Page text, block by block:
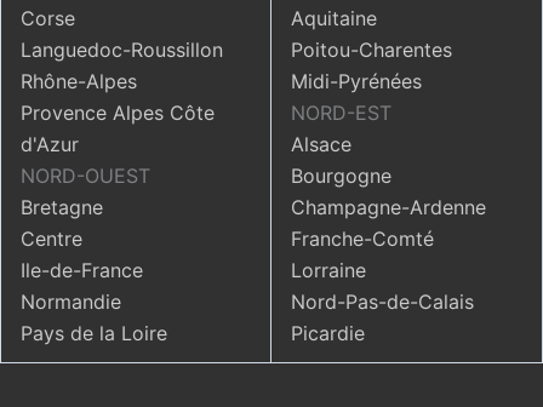
Corse
Languedoc-Roussillon
Rhône-Alpes
Provence Alpes Côte
d'Azur
NORD-OUEST
Bretagne
Centre
Ile-de-France
Normandie
Pays de la Loire
Aquitaine
Poitou-Charentes
Midi-Pyrénées
NORD-EST
Alsace
Bourgogne
Champagne-Ardenne
Franche-Comté
Lorraine
Nord-Pas-de-Calais
Picardie